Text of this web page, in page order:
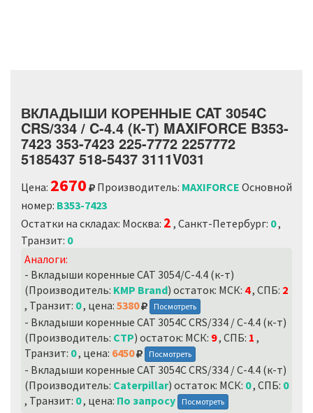
ВКЛАДЫШИ КОРЕННЫЕ CAT 3054C
CRS/334 / C-4.4 (К-Т) MAXIFORCE B353-
7423 353-7423 225-7772 2257772
5185437 518-5437 3111V031
Цена: 2670 Производитель: MAXIFORCE Основной
номер: B353-7423
Остатки на складах: Москва: 2 , Санкт-Петербург: 0,
Транзит: 0
Аналоги:
- Вкладыши коренные CAT 3054/C-4.4 (к-т)
(Производитель: KMP Brand) остаток: МСК: 4, СПБ: 2
, Транзит: 0, цена: 5380 Посмотреть
- Вкладыши коренные CAT 3054C CRS/334 / C-4.4 (к-т)
(Производитель: CTP) остаток: МСК: 9, СПБ: 1 ,
Транзит: 0, цена: 6450 Посмотреть
- Вкладыши коренные CAT 3054C CRS/334 / C-4.4 (к-т)
(Производитель: Caterpillar) остаток: МСК: 0, СПБ: 0
, Транзит: 0, цена: По запросу Посмотреть